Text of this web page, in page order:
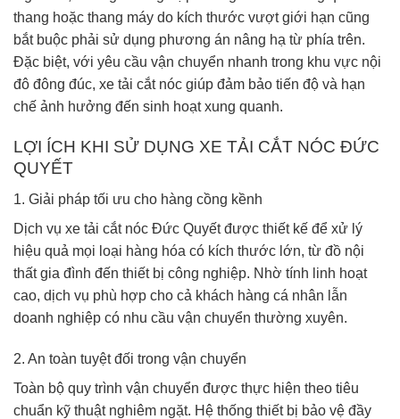
thang hoặc thang máy do kích thước vượt giới hạn cũng
bắt buộc phải sử dụng phương án nâng hạ từ phía trên.
Đặc biệt, với yêu cầu vận chuyển nhanh trong khu vực nội
đô đông đúc, xe tải cắt nóc giúp đảm bảo tiến độ và hạn
chế ảnh hưởng đến sinh hoạt xung quanh.
LỢI ÍCH KHI SỬ DỤNG XE TẢI CẮT NÓC ĐỨC
QUYẾT
1. Giải pháp tối ưu cho hàng cồng kềnh
Dịch vụ xe tải cắt nóc Đức Quyết được thiết kế để xử lý
hiệu quả mọi loại hàng hóa có kích thước lớn, từ đồ nội
thất gia đình đến thiết bị công nghiệp. Nhờ tính linh hoạt
cao, dịch vụ phù hợp cho cả khách hàng cá nhân lẫn
doanh nghiệp có nhu cầu vận chuyển thường xuyên.
2. An toàn tuyệt đối trong vận chuyển
Toàn bộ quy trình vận chuyển được thực hiện theo tiêu
chuẩn kỹ thuật nghiêm ngặt. Hệ thống thiết bị bảo vệ đầy